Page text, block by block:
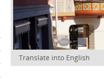
Translate into English